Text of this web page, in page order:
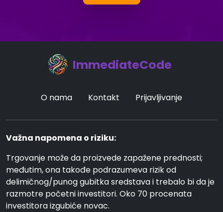
ImmediateCode
O nama Kontakt Prijavljivanje
Važna napomena o riziku:
Trgovanje može da proizvede zapažene prednosti;
međutim, ona takođe podrazumeva rizik od
delimičnog/punog gubitka sredstava i trebalo bi da je
razmotre početni investitori. Oko 70 procenata
investitora izgubiće novac.